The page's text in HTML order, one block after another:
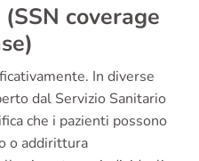
coverage
In diverse
dal Servizio Sanitario
che i pazienti possono
o addirittura